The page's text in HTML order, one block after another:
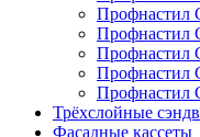
Профнастил
Профнастил
Профнастил
Профнастил
Профнастил
Трёхслойные
Фасадные кассеты